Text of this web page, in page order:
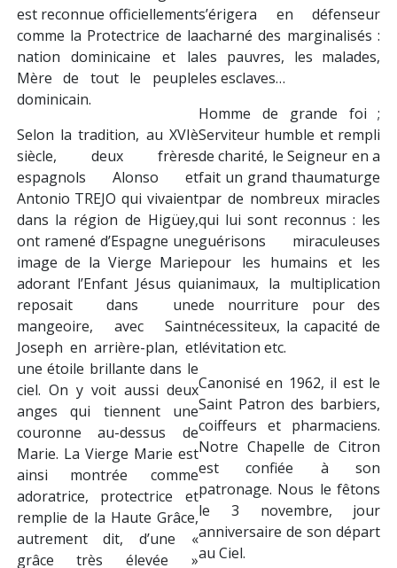
couronne au-dessus de
Marie. La Vierge Marie est
ainsi montrée comme
adoratrice, protectrice et
remplie de la Haute Grâce,
grâce très élevée »
(Altagracia en espagnol).
Plusieurs miracles et de
nombreuses grâces de
guérison, de conversion, de
résolution de difficultés
familiales et de protection
contre des ennemis et des
catastrophes, ont été
enregistrés.
Notre Chapelle de Citron
est confiée à son
patronage. Nous le fêtons
le 3 novembre, jour
anniversaire de son départ
au Ciel.